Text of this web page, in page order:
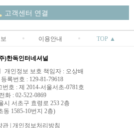
고객센터 연결
이용안내 TOP ▲
)한독인터네셔널
개인정보 보호 책임자 : 오상배
록번호 : 129-81-79618
호 : 제 2014-서울서초-0781호
전화 : 02-522-0869
시 서초구 효령로 253 2층
동 1585-10번지 2층)
관 | 개인정보처리방침